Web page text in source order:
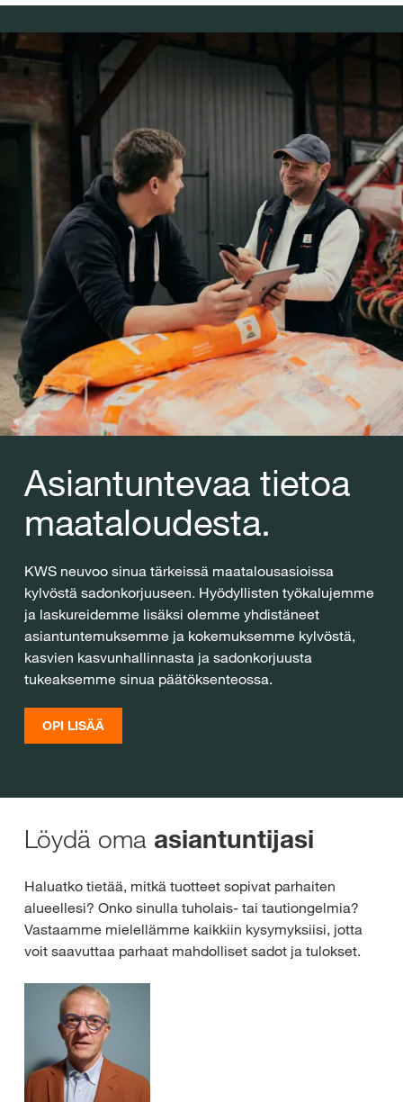
Asiantuntevaa tietoa
maataloudesta.
KWS neuvoo sinua tärkeissä maatalousasioissa
kylvöstä sadonkorjuuseen. Hyödyllisten työkalujemme
ja laskureidemme lisäksi olemme yhdistäneet
asiantuntemuksemme ja kokemuksemme kylvöstä,
kasvien kasvunhallinnasta ja sadonkorjuusta
tukeaksemme sinua päätöksenteossa.
OPI LISÄÄ
Löydä oma asiantuntijasi
Haluatko tietää, mitkä tuotteet sopivat parhaiten
alueellesi? Onko sinulla tuholais- tai tautiongelmia?
Vastaamme mielellämme kaikkiin kysymyksiisi, jotta
voit saavuttaa parhaat mahdolliset sadot ja tulokset.